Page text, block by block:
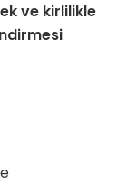
ve kirlilikle